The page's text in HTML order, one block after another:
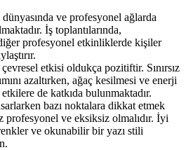
dünyasında ve profesyonel ağlarda
İş toplantılarında,
profesyonel etkinliklerde kişiler
çevresel etkisi oldukça pozitiftir. Sınırsız
azaltırken, ağaç kesilmesi ve enerji
de katkıda bulunmaktadır.
bazı noktalara dikkat etmek
profesyonel ve eksiksiz olmalıdır. İyi
ve okunabilir bir yazı stili